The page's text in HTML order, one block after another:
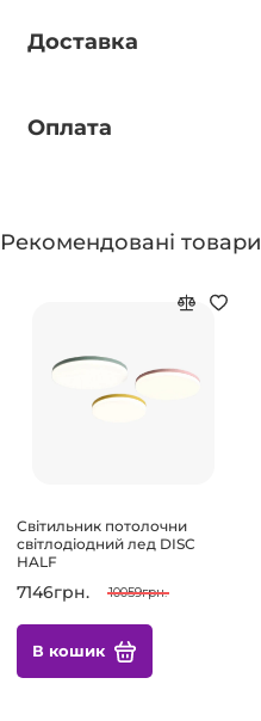
Доставка
Оплата
Рекомендовані товари
Світильник потолочни
світлодіодний лед DISC
HALF
7146грн. 10059грн.
В кошик